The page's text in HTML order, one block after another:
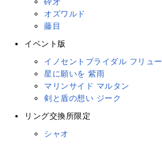
オズワルド
藤目
イベント版
イノセントブライダル フリュー
星に願いを 紫雨
マリンサイド マルタン
剣と盾の想い ジーク
リング交換所限定
シャオ